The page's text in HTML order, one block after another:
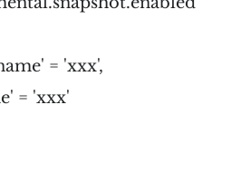
= 'xxx',
= 'xxx'